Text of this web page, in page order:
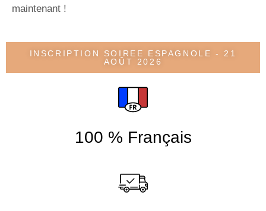
maintenant !
INSCRIPTION SOIREE ESPAGNOLE - 21
AOÛT 2026
100 % Français